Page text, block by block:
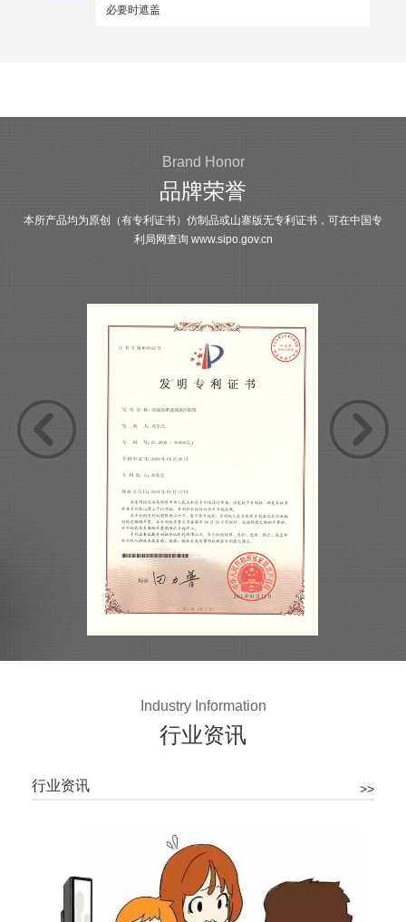
必要时遮盖
Brand Honor
品牌荣誉
本所产品均为原创（有专利证书）仿制品或山寨版无专利证书，可在中国专
利局网查询 www.sipo.gov.cn
Industry Information
行业资讯
>>
行业资讯